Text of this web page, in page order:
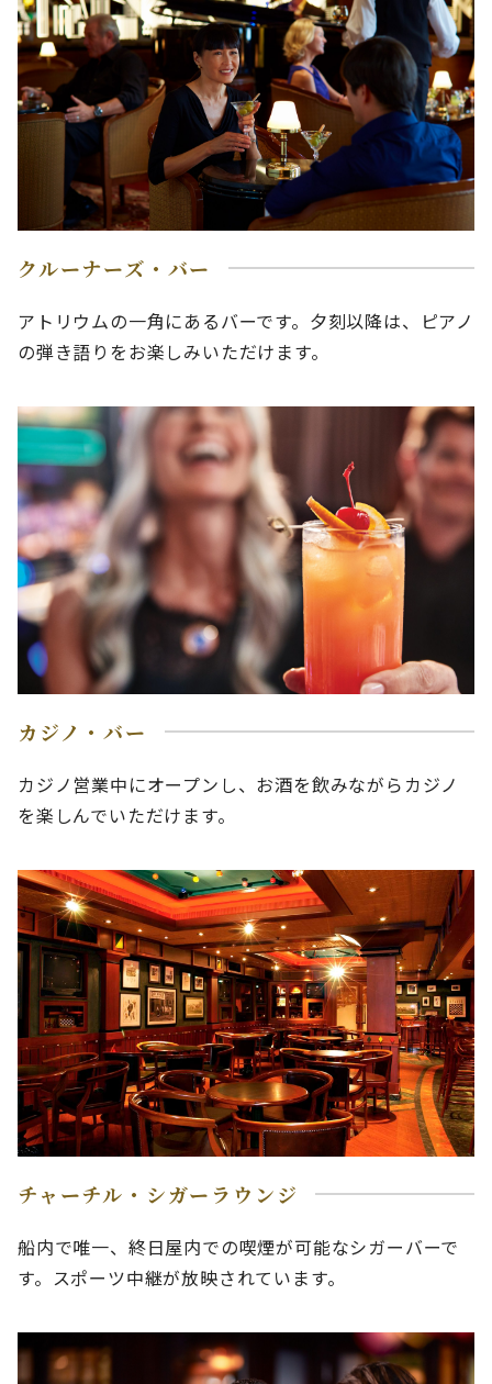
クルーナーズ・バー
アトリウムの一角にあるバーです。夕刻以降は、ピアノ
の弾き語りをお楽しみいただけます。
カジノ・バー
カジノ営業中にオープンし、お酒を飲みながらカジノ
を楽しんでいただけます。
チャーチル・シガーラウンジ
船内で唯一、終日屋内での喫煙が可能なシガーバーで
す。スポーツ中継が放映されています。